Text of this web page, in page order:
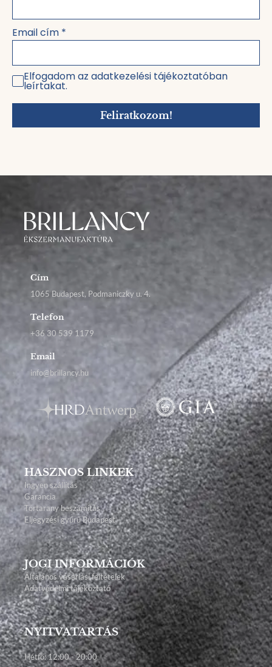
Email cím *
Elfogadom az adatkezelési tájékoztatóban
leírtakat.
Feliratkozom!
Cím
1065 Budapest, Podmaniczky u. 4.
Telefon
+36 30 539 1179
Email
info@brillancy.hu
HASZNOS LINKEK
Ingyen szállítás
Garancia
Törtarany beszámítás
Eljegyzési gyűrű Budapest
JOGI INFORMÁCIÓK
Általános vásárlási feltételek
Adatvédelmi tájékoztató
NYITVATARTÁS
Hétfő: 12:00 - 20:00